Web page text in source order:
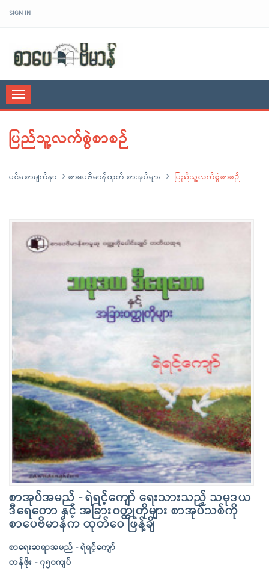
SIGN IN
Toggle
navigation
ပြည်သူ့လက်စွဲစာစဉ်
ပင်မစာမျက်နှာ စာပေဗိမာန်ထုတ် စာအုပ်များ ပြည်သူ့လက်စွဲစာစဉ်
စာအုပ်အမည် - ရဲရင့်ကျော် ရေးသားသည့် သမုဒယ
ဒီရေတော နှင့် အခြား၀တ္ထုတိုများ စာအုပ်သစ်ကို
စာပေဗိမာန်က ထုတ်ဝေ ဖြန့်ချိ
စာရေးဆရာအမည် - ရဲရင့်ကျော်
တန်ဖိုး - ၇၅၀ကျပ်